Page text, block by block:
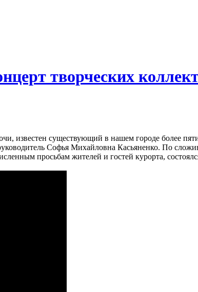
творческих
известен существующий в нашем городе более
Софья Михайловна Касьяненко. По
просьбам жителей и гостей курорта,